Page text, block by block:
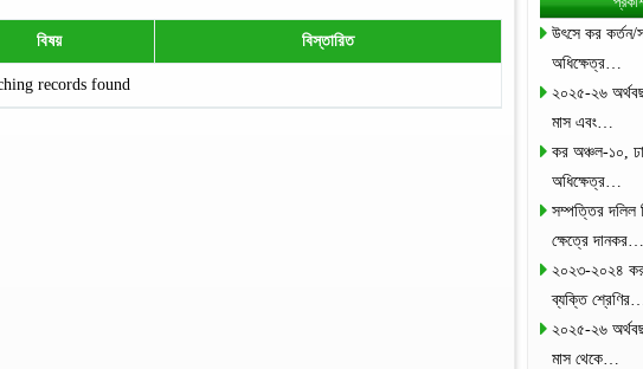
বিষয় বিস্তারিত
records found
উৎসে কর কর্তন/
অধিক্ষেত্র…
২০২৫-২৬
মাস এবং…
কর অঞ্চল-১০,
অধিক্ষেত্র…
সম্পত্তির দলিল
ক্ষেত্রে দানকর…
২০২৩-২০২৪
ব্যক্তি শ্রেণির…
২০২৫-২৬
মাস থেকে…